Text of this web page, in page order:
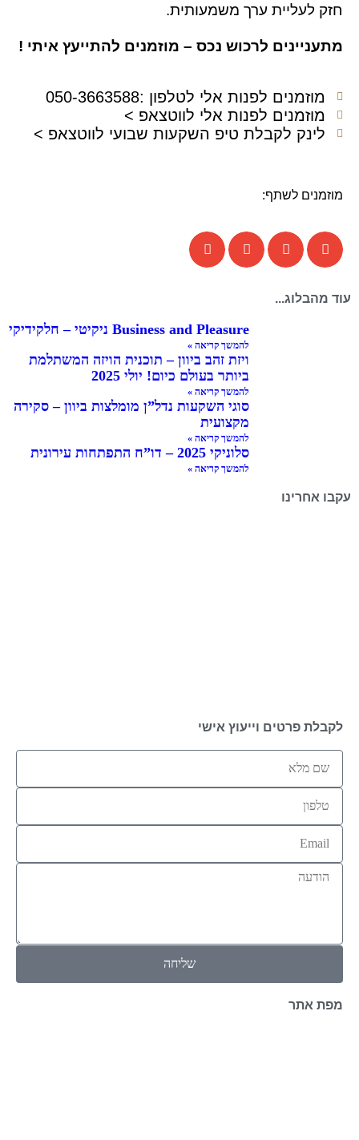
חזק לעליית ערך משמעותית.
מתעניינים לרכוש נכס – מוזמנים להתייעץ איתי !
מוזמנים לפנות אלי לטלפון :050-3663588
מוזמנים לפנות אלי לווטצאפ >
לינק לקבלת טיפ השקעות שבועי לווטצאפ >
מוזמנים לשתף:
עוד מהבלוג...
Business and Pleasure ניקיטי – חלקידיקי
להמשך קריאה »
ויזת זהב ביוון – תוכנית הויזה המשתלמת
ביותר בעולם כיום! יולי 2025
להמשך קריאה »
סוגי השקעות נדל”ן מומלצות ביוון – סקירה
מקצועית
להמשך קריאה »
סלוניקי 2025 – דו”ח התפתחות עירונית
להמשך קריאה »
עקבו אחרינו
לקבלת פרטים וייעוץ אישי
שליחה
מפת אתר